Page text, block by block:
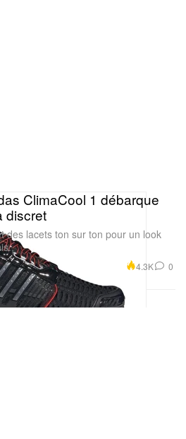
ClimaCool 1 débarque
discret
des lacets ton sur ton pour un look
4.3K 0